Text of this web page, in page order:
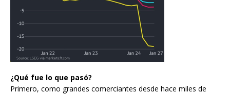
¿Qué fue lo que pasó?
Primero, como grandes comerciantes desde hace miles de